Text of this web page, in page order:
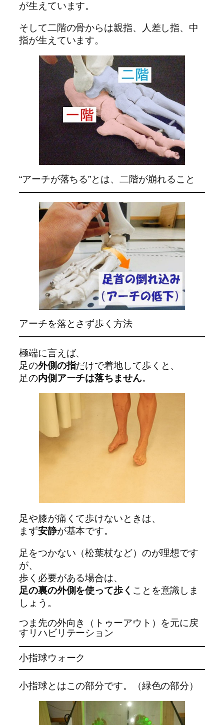
が生えています。
そして二階の骨からは親指、人差し指、中
指が生えています。
“アーチが落ちる”とは、二階が崩れること
アーチを落とさず歩く方法
極端に言えば、
足の外側の指だけで着地して歩くと、
足の内側アーチは落ちません。
足や膝が痛くて歩けないときは、
まず安静が基本です。
足をつかない（松葉杖など）のが理想です
が、
歩く必要がある場合は、
足の裏の外側を使って歩く ことを意識しま
しょう。
つま先の外向き（トゥーアウト）を元に戻
すリハビリテーション
小指球ウォーク
小指球とはこの部分です。（緑色の部分）